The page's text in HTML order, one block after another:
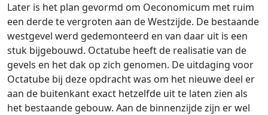
Later is het plan gevormd om Oeconomicum met ruim
een derde te vergroten aan de Westzijde. De bestaande
westgevel werd gedemonteerd en van daar uit is een
stuk bijgebouwd. Octatube heeft de realisatie van de
gevels en het dak op zich genomen. De uitdaging voor
Octatube bij deze opdracht was om het nieuwe deel er
aan de buitenkant exact hetzelfde uit te laten zien als
het bestaande gebouw. Aan de binnenzijde zijn er wel